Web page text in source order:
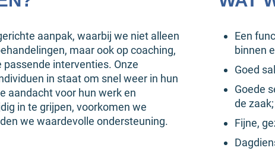
aanpak, waarbij we niet alleen
maar ook op coaching,
interventies. Onze
in staat om snel weer in hun
aandacht voor hun werk en
in te grijpen, voorkomen we
we waardevolle ondersteuning.
Een
binnen
Goed
Goede
de zaak;
Fijne,